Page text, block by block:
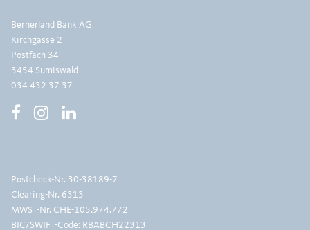
Bernerland Bank AG
Kirchgasse 2
Postfach 34
3454 Sumiswald
034 432 37 37
Postcheck-Nr. 30-38189-7
Clearing-Nr. 6313
MWST-Nr. CHE-105.974.772
BIC/SWIFT-Code: RBABCH22313